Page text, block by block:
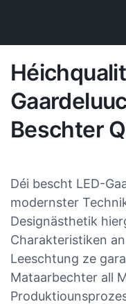
Beschter
Déi bescht LED-
modernster
Designästhetik
Charakteristiken
Leeschtung ze
Mataarbechter all